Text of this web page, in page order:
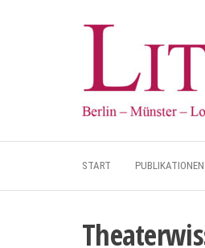
START PUBLIKATIONEN